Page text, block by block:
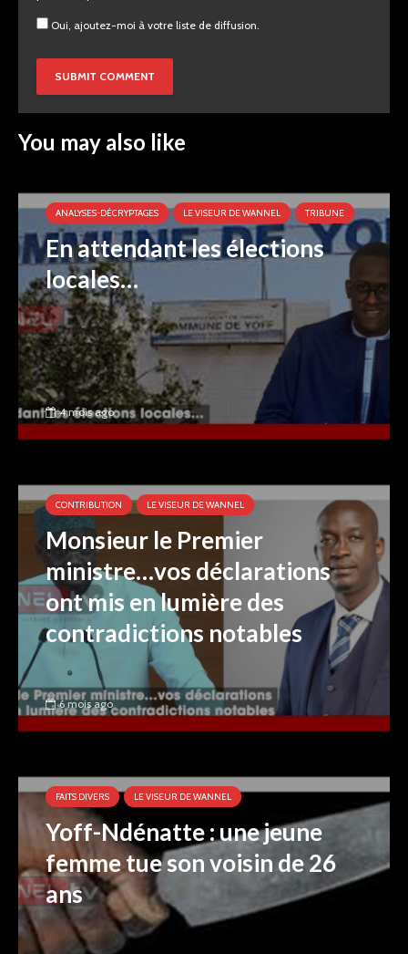
Oui, ajoutez-moi à votre liste de diffusion.
You may also like
ANALYSES-DÉCRYPTAGES LE VISEUR DE WANNEL TRIBUNE
En attendant les élections
locales…
4 mois ago
CONTRIBUTION LE VISEUR DE WANNEL
Monsieur le Premier
ministre…vos déclarations
ont mis en lumière des
contradictions notables
6 mois ago
FAITS DIVERS LE VISEUR DE WANNEL
Yoff-Ndénatte : une jeune
femme tue son voisin de 26
ans